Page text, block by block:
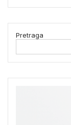
Pretraga